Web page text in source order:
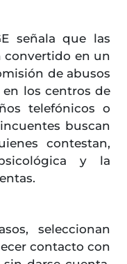
señala que las
convertido en un
de abusos
los centros de
telefónicos o
buscan
contestan,
y la
seleccionan
contacto con